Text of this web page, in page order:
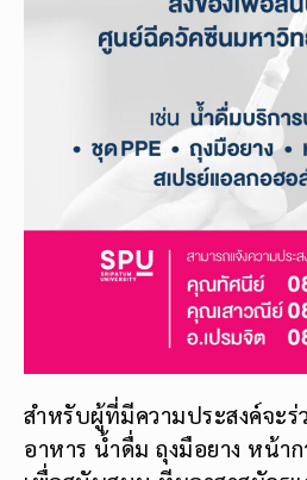
สำหรับผู้ที่มีความประสงค์จะร่
อาหาร น้ำดื่ม ถุงมือยาง หน้า